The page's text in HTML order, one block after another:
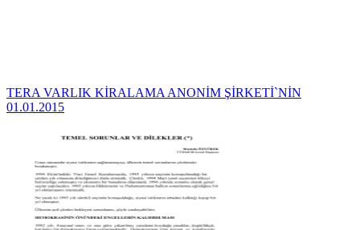
TERA VARLIK KİRALAMA ANONİM ŞİRKETİ`NİN
01.01.2015